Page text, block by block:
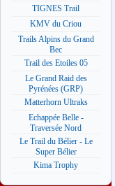
TIGNES Trail
KMV du Criou
Trails Alpins du Grand
Bec
Trail des Etoiles 05
Le Grand Raid des
Pyrénées (GRP)
Matterhorn Ultraks
Echappée Belle -
Traversée Nord
Le Trail du Bélier - Le
Super Bélier
Kima Trophy